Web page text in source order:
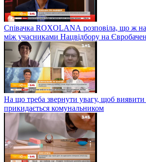
Співачка ROXOLANА розповіла, що ж
між учасниками Нацвідбору на
На що треба звернути увагу, щоб
прикидається комунальником